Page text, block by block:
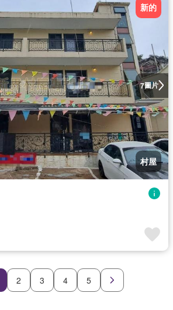
7圖片
新的
村屋
2 3 4 5